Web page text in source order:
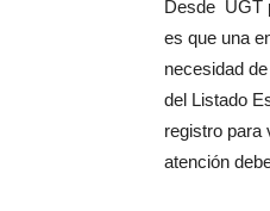
Desde UGT
es que una
necesidad
del Listado
registro para
atención